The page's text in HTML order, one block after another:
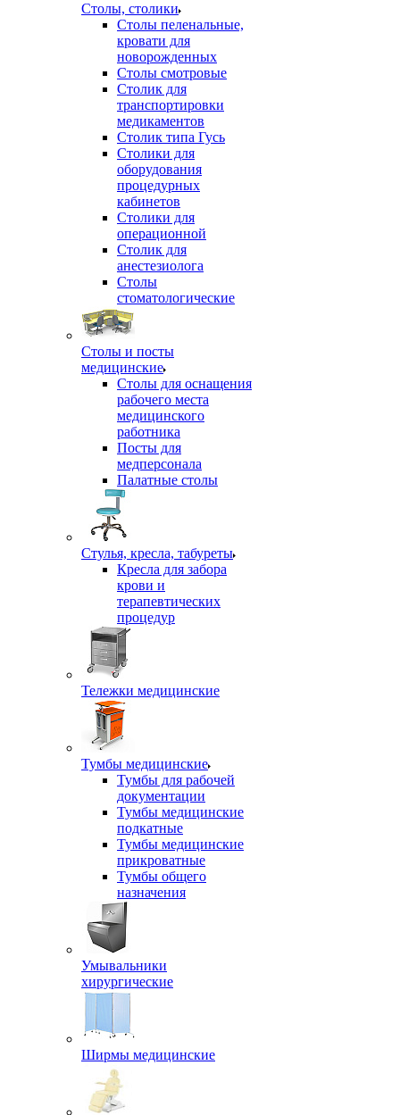
Столы, столики
Столы пеленальные,
кровати для
новорожденных
Столы смотровые
Столик для
транспортировки
медикаментов
Столик типа Гусь
Столики для
оборудования
процедурных
кабинетов
Столики для
операционной
Столик для
анестезиолога
Столы
стоматологические
Столы и посты
медицинские
Столы для оснащения
рабочего места
медицинского
работника
Посты для
медперсонала
Палатные столы
Стулья, кресла, табуреты
Кресла для забора
крови и
терапевтических
процедур
Тележки медицинские
Тумбы медицинские
Тумбы для рабочей
документации
Тумбы медицинские
подкатные
Тумбы медицинские
прикроватные
Тумбы общего
назначения
Умывальники
хирургические
Ширмы медицинские